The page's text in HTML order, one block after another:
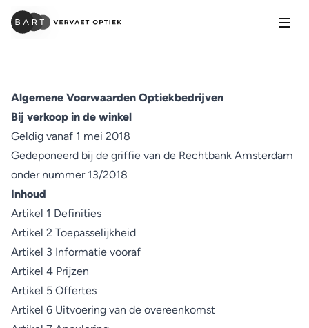
Algemene Voorwaarden Optiekbedrijven
Bij verkoop in de winkel
Geldig vanaf 1 mei 2018
Gedeponeerd bij de griffie van de Rechtbank Amsterdam
onder nummer 13/2018
Inhoud
Artikel 1 Definities
Artikel 2 Toepasselijkheid
Artikel 3 Informatie vooraf
Artikel 4 Prijzen
Artikel 5 Offertes
Artikel 6 Uitvoering van de overeenkomst